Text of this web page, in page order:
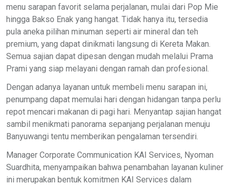
menu sarapan favorit selama perjalanan, mulai dari Pop Mie
hingga Bakso Enak yang hangat. Tidak hanya itu, tersedia
pula aneka pilihan minuman seperti air mineral dan teh
premium, yang dapat dinikmati langsung di Kereta Makan.
Semua sajian dapat dipesan dengan mudah melalui Prama
Prami yang siap melayani dengan ramah dan profesional.
Dengan adanya layanan untuk membeli menu sarapan ini,
penumpang dapat memulai hari dengan hidangan tanpa perlu
repot mencari makanan di pagi hari. Menyantap sajian hangat
sambil menikmati panorama sepanjang perjalanan menuju
Banyuwangi tentu memberikan pengalaman tersendiri.
Manager Corporate Communication KAI Services, Nyoman
Suardhita, menyampaikan bahwa penambahan layanan kuliner
ini merupakan bentuk komitmen KAI Services dalam